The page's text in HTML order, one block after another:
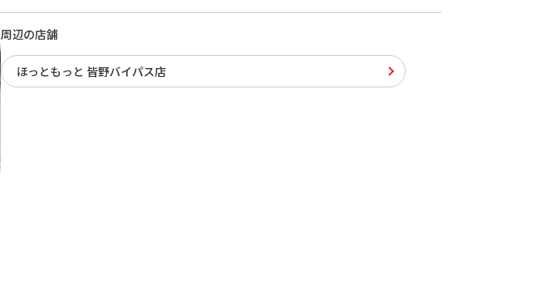
周辺の店舗
ほっともっと 皆野バイパス店